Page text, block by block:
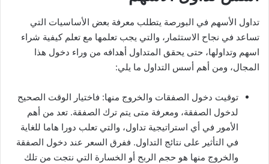
تداول الأسهم في البورصة يتطلب معرفة بعض الأساسيات التي
تساعد في نجاح الاستثمار، والتي يجب تعلمها مع تعلم كيفية شراء
اسهم وتداولها، حتى يحقق المتداول أهدافه من وراء دخول هذا
المجال، ومن أهم أسس التداول ما يلي:
توقيت دخول الصفقات والخروج منها: فاختيار الوقت الصحيح
لدخول الصفقة، ومعرفة متى يتم ترك الصفقة. تعد من أهم
الأمور في أي استراتيجية تداول، والتي تعلب دورا هاما للغاية
في التأثير على نتائج التداول. ففرق السعر عند دخول الصفقة
والخروج منها هو حجم الربح أو الخسارة التي نتجت من تلك